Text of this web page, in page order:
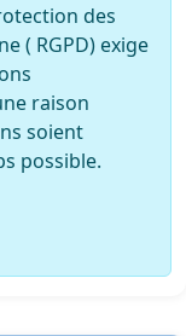
des
( RGPD) exige
raison
soient
possible.